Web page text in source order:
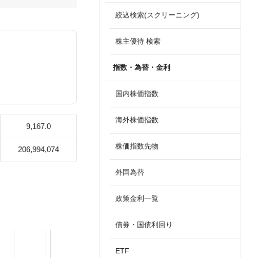
9,167.0
206,994,074
絞込検索(スクリーニング)
株主優待 検索
指数・為替・金利
国内株価指数
海外株価指数
株価指数先物
外国為替
政策金利一覧
債券・国債利回り
ETF